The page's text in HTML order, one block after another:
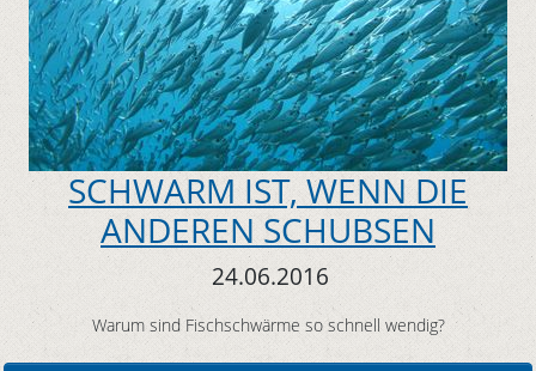
SCHWARM IST, WENN DIE
ANDEREN SCHUBSEN
24.06.2016
Warum sind Fischschwärme so schnell wendig?